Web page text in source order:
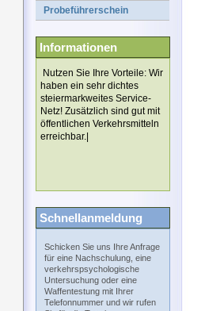
Probeführerschein
Informationen
Nutzen Sie Ihre Vorteile: Wir
haben ein sehr dichtes
steiermarkweites Service-
Netz! Zusätzlich sind gut mit
öffentlichen Verkehrsmitteln
erreichbar.|
Schnellanmeldung
Schicken Sie uns Ihre Anfrage
für eine Nachschulung, eine
verkehrspsychologische
Untersuchung oder eine
Waffentestung mit Ihrer
Telefonnummer und wir rufen